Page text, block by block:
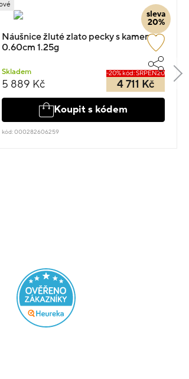
sleva
20%
Náušnice žluté zlato pecky s kamenem
0.60cm 1.25g
Skladem
5 889 Kč
-20% kód: SRPEN20
4 711 Kč
Koupit s kódem
kód: 000282606259